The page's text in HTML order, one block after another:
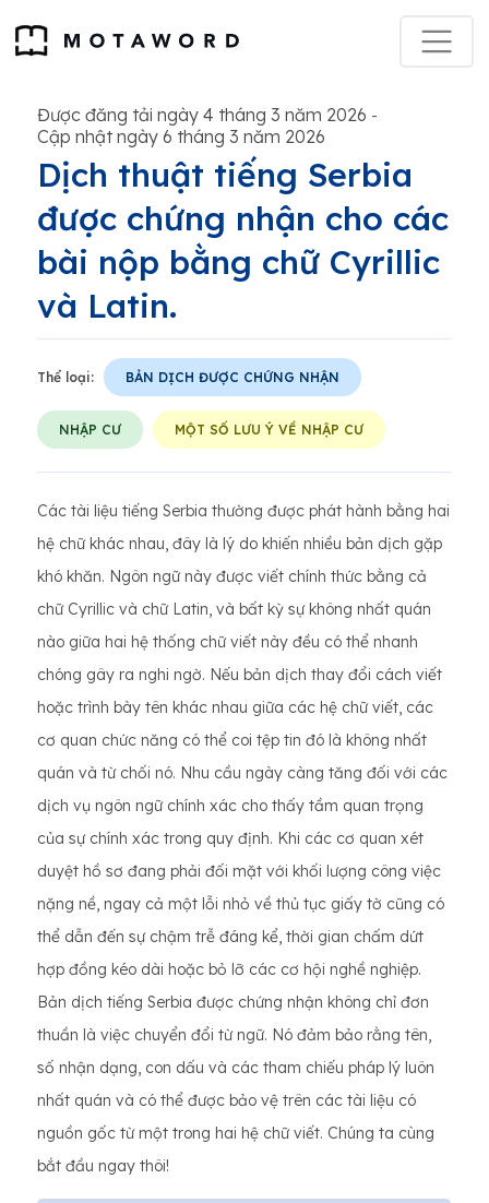
Được đăng tải ngày 4 tháng 3 năm 2026 -
Cập nhật ngày 6 tháng 3 năm 2026
Dịch thuật tiếng Serbia
được chứng nhận cho các
bài nộp bằng chữ Cyrillic
và Latin.
Thể loại: BẢN DỊCH ĐƯỢC CHỨNG NHẬN
NHẬP CƯ MỘT SỐ LƯU Ý VỀ NHẬP CƯ
Các tài liệu tiếng Serbia thường được phát hành bằng hai
hệ chữ khác nhau, đây là lý do khiến nhiều bản dịch gặp
khó khăn. Ngôn ngữ này được viết chính thức bằng cả
chữ Cyrillic và chữ Latin, và bất kỳ sự không nhất quán
nào giữa hai hệ thống chữ viết này đều có thể nhanh
chóng gây ra nghi ngờ. Nếu bản dịch thay đổi cách viết
hoặc trình bày tên khác nhau giữa các hệ chữ viết, các
cơ quan chức năng có thể coi tệp tin đó là không nhất
quán và từ chối nó. Nhu cầu ngày càng tăng đối với các
dịch vụ ngôn ngữ chính xác cho thấy tầm quan trọng
của sự chính xác trong quy định. Khi các cơ quan xét
duyệt hồ sơ đang phải đối mặt với khối lượng công việc
nặng nề, ngay cả một lỗi nhỏ về thủ tục giấy tờ cũng có
thể dẫn đến sự chậm trễ đáng kể, thời gian chấm dứt
hợp đồng kéo dài hoặc bỏ lỡ các cơ hội nghề nghiệp.
Bản dịch tiếng Serbia được chứng nhận không chỉ đơn
thuần là việc chuyển đổi từ ngữ. Nó đảm bảo rằng tên,
số nhận dạng, con dấu và các tham chiếu pháp lý luôn
nhất quán và có thể được bảo vệ trên các tài liệu có
nguồn gốc từ một trong hai hệ chữ viết. Chúng ta cùng
bắt đầu ngay thôi!